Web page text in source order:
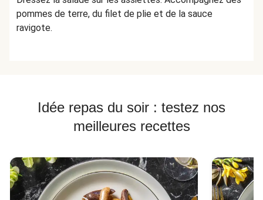
pommes de terre, du filet de plie et de la sauce
ravigote.
Idée repas du soir : testez nos
meilleures recettes